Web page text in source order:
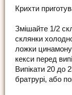
Крихти
Змішайте 1/2
склянки
ложки
кекси перед
Випікати 20 до
братрурі, або